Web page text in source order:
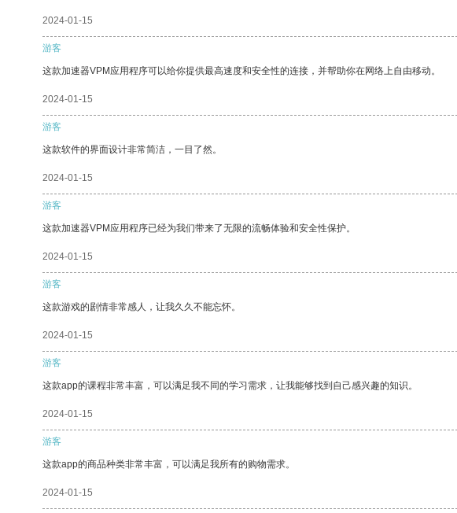
2024-01-15
游客
这款加速器VPM应用程序可以给你提供最高速度和安全性的连接，并帮助你在网络上自由移动。
2024-01-15
游客
这款软件的界面设计非常简洁，一目了然。
2024-01-15
游客
这款加速器VPM应用程序已经为我们带来了无限的流畅体验和安全性保护。
2024-01-15
游客
这款游戏的剧情非常感人，让我久久不能忘怀。
2024-01-15
游客
这款app的课程非常丰富，可以满足我不同的学习需求，让我能够找到自己感兴趣的知识。
2024-01-15
游客
这款app的商品种类非常丰富，可以满足我所有的购物需求。
2024-01-15